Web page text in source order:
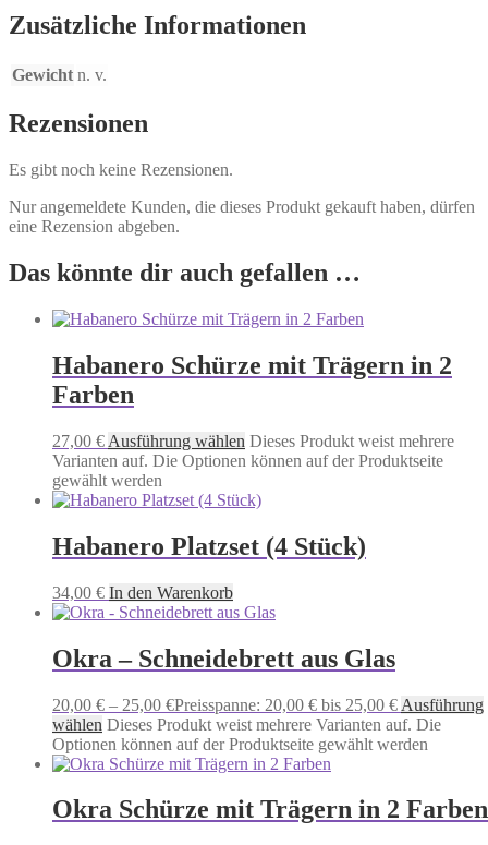
Zusätzliche Informationen
Gewicht n. v.
Rezensionen
Es gibt noch keine Rezensionen.
Nur angemeldete Kunden, die dieses Produkt gekauft haben, dürfen
eine Rezension abgeben.
Das könnte dir auch gefallen …
Habanero Schürze mit Trägern in 2
Farben
27,00 € Ausführung wählen Dieses Produkt weist mehrere
Varianten auf. Die Optionen können auf der Produktseite
gewählt werden
Habanero Platzset (4 Stück)
34,00 € In den Warenkorb
Okra – Schneidebrett aus Glas
20,00 € – 25,00 €Preisspanne: 20,00 € bis 25,00 € Ausführung
wählen Dieses Produkt weist mehrere Varianten auf. Die
Optionen können auf der Produktseite gewählt werden
Okra Schürze mit Trägern in 2 Farben